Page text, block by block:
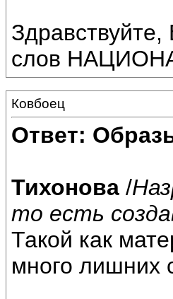
слов
Ковбоец
Ответ:
Тихонова /
то есть
Такой как
много лишних